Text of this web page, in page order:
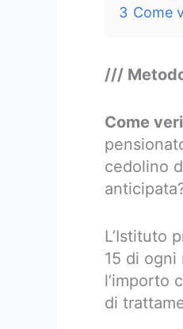
3 Come
///
Come
cedolino
L’Istituto
15 di ogni
l’importo
di